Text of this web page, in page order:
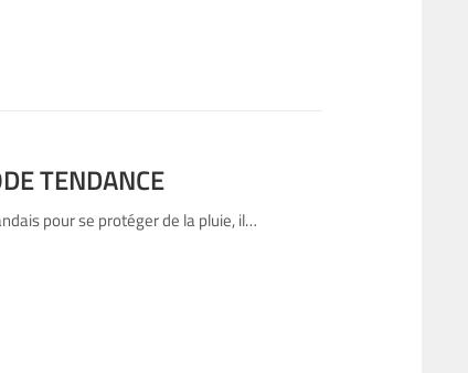
TENDANCE
pour se protéger de la pluie, il…